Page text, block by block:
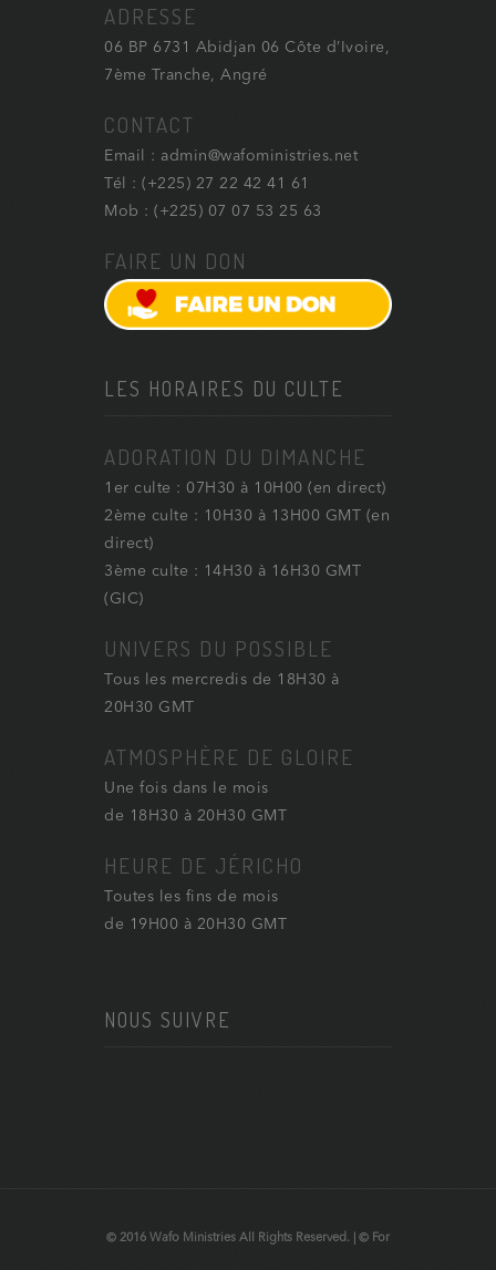
ADRESSE
06 BP 6731 Abidjan 06 Côte d’Ivoire,
7ème Tranche, Angré
CONTACT
Email : admin@wafoministries.net
Tél : (+225) 27 22 42 41 61
Mob : (+225) 07 07 53 25 63
FAIRE UN DON
LES HORAIRES DU CULTE
ADORATION DU DIMANCHE
1er culte : 07H30 à 10H00 (en direct)
2ème culte : 10H30 à 13H00 GMT (en
direct)
3ème culte : 14H30 à 16H30 GMT
(GIC)
UNIVERS DU POSSIBLE
Tous les mercredis de 18H30 à
20H30 GMT
ATMOSPHÈRE DE GLOIRE
Une fois dans le mois
de 18H30 à 20H30 GMT
HEURE DE JÉRICHO
Toutes les fins de mois
de 19H00 à 20H30 GMT
NOUS SUIVRE
© 2016 Wafo Ministries All Rights Reserved. | © For